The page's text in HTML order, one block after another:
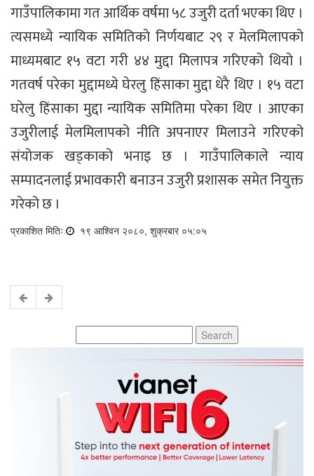
गाउँपालिकामा गत आर्थिक वर्षमा ५८ उजुरी दर्ता भएका थिए ।
त्यसमध्ये न्यायिक समितिको निर्णयबाट २९ र मेलमिलापको
माध्यमबाट १५ वटा गरी ४४ मुद्दा मिलापत्र गरिएको थियो ।
गतवर्ष परेका मुद्दामध्ये घेरलु हिंसाका मुद्दा धेरै थिए । १५ वटा
घरेलु हिंसाका मुद्दा न्यायिक समितिमा परेका थिए । आएका
उजुरीलाई मेलमिलापको नीति अपनाएर मिलाउने गरिएको
संयोजक खड्काको भनाइ छ । गाउँपालिकाले न्याय
सम्पादनलाई प्रभावकारी बनाउन उजुरी प्रशासक समेत नियुक्त
गरेको छ ।
प्रकाशित मितिः १९ आश्विन २०८०, शुक्रबार ०५:०५
for: